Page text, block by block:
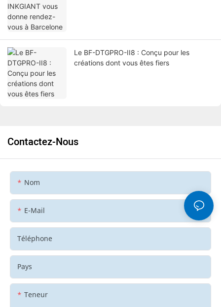
Le BF-DTGPRO-II8 : Conçu pour les
créations dont vous êtes fiers
Contactez-Nous
Nom
E-Mail
Téléphone
Pays
Teneur